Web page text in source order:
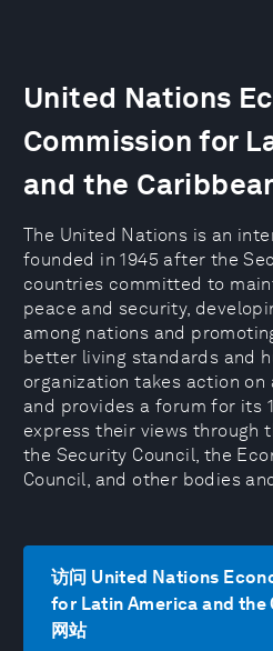
United Nations
Commission for
and the
The United Nations is an
founded in 1945 after the
countries committed to
peace and security,
among nations and
better living standards and
organization takes action on
and provides a forum for its
express their views through
the Security Council, the
Council, and other bodies
访问 United Nations
for Latin America and the
网站